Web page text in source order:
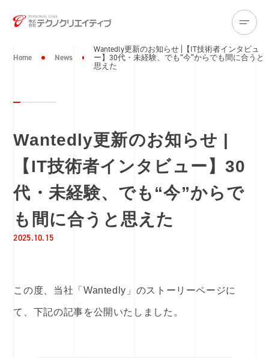
Home News
Wantedly更新のお知らせ |【IT技術者インタビュ
ー】30代・未経験、でも“今”からでも間に合うと
思えた
Wantedly更新のお知らせ |
【IT技術者インタビュー】30
代・未経験、でも“今”からで
も間に合うと思えた
2025.10.15
この度、当社「Wantedly」のストーリーページに
て、下記の記事を公開いたしました。